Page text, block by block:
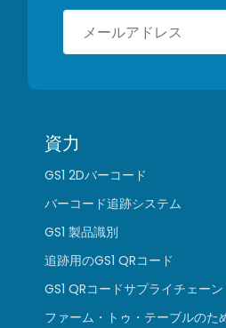
資力
GS1 2Dバーコード
バーコード追跡システム
GS1 製品識別
追跡用のGS1 QRコード
GS1 QRコードサプライチェーン
ファーム・トゥ・テーブルのた